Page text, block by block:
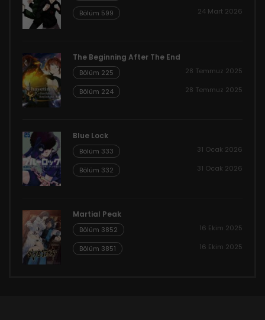
Bölüm 599 24 Mart 2026
The Beginning After The End
Bölüm 225 28 Temmuz 2025
Bölüm 224 28 Temmuz 2025
Blue Lock
Bölüm 333 31 Ocak 2026
Bölüm 332 31 Ocak 2026
Martial Peak
Bölüm 3852 16 Ekim 2025
Bölüm 3851 16 Ekim 2025